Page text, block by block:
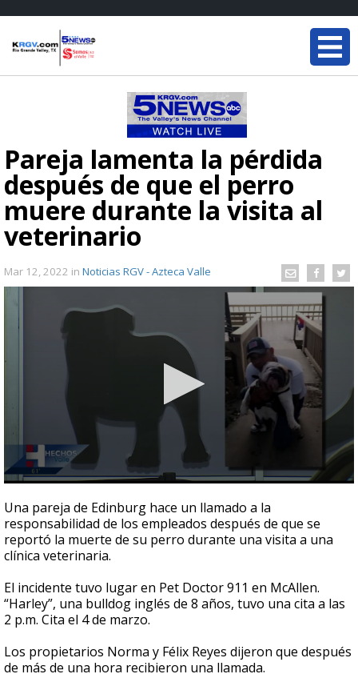
Pareja lamenta la pérdida
después de que el perro
muere durante la visita al
veterinario
Mar 12, 2022 in Noticias RGV - Azteca Valle
seconds
of
2
minutes,
52
Una pareja de Edinburg hace un llamado a la
responsabilidad de los empleados después de que se
reportó la muerte de su perro durante una visita a una
clínica veterinaria.
El incidente tuvo lugar en Pet Doctor 911 en McAllen.
“Harley”, una bulldog inglés de 8 años, tuvo una cita a las
2 p.m. Cita el 4 de marzo.
Los propietarios Norma y Félix Reyes dijeron que después
de más de una hora recibieron una llamada.